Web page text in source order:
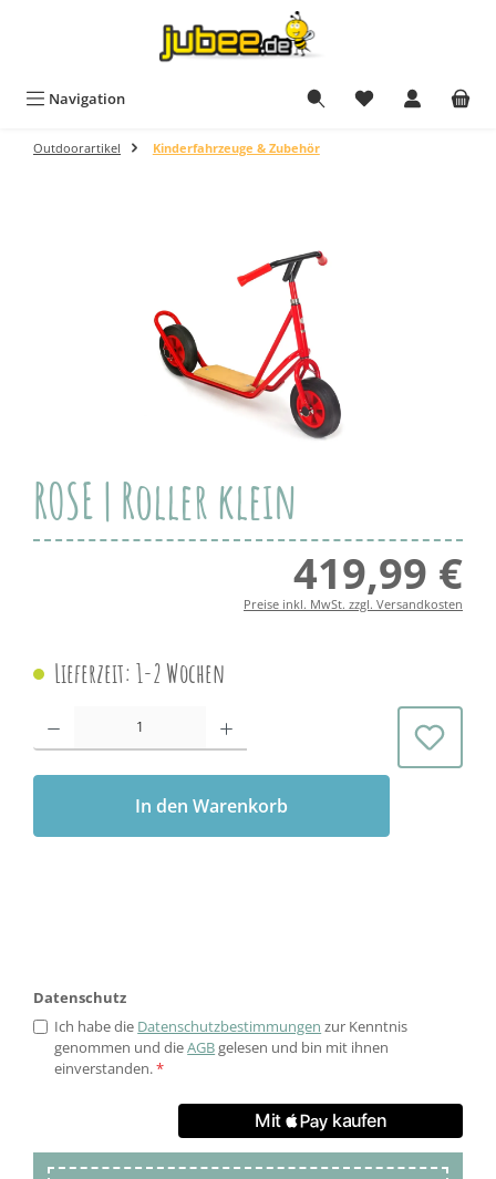
Navigation
Outdoorartikel Kinderfahrzeuge & Zubehör
ROSE | Roller klein
419,99 €
Preise inkl. MwSt. zzgl. Versandkosten
Lieferzeit: 1-2 Wochen
Produkt Anzahl: Gib den gewünschten Wert ein oder benutze die
In den Warenkorb
Datenschutz
Ich habe die Datenschutzbestimmungen zur Kenntnis
genommen und dieAGBgelesen und bin mit ihnen
einverstanden.*